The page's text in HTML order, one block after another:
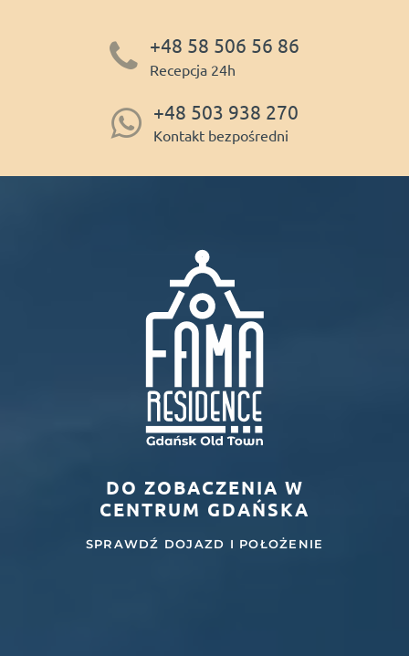
+48 58 506 56 86
Recepcja 24h
+48 503 938 270
Kontakt bezpośredni
DO ZOBACZENIA W
CENTRUM GDAŃSKA
SPRAWDŹ DOJAZD I POŁOŻENIE